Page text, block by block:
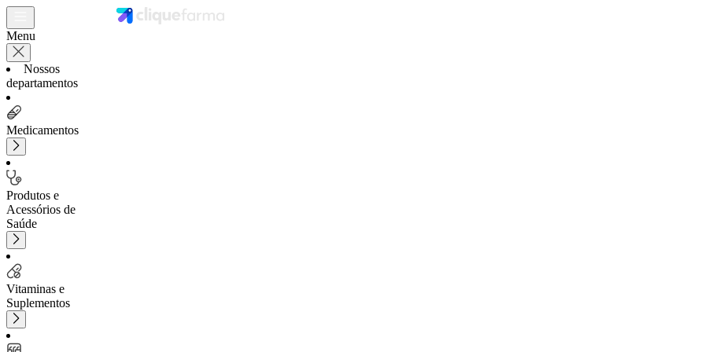
Menu
Nossos
departamentos
Medicamentos
Produtos e
Acessórios de
Saúde
Vitaminas e
Suplementos